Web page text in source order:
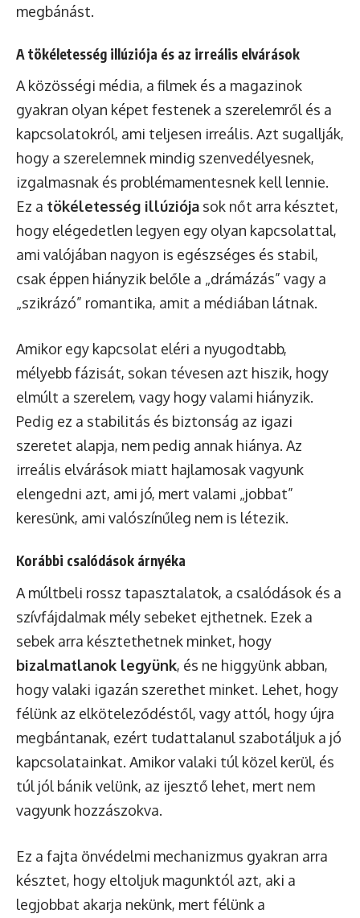
megbánást.
A tökéletesség illúziója és az irreális elvárások
A közösségi média, a filmek és a magazinok
gyakran olyan képet festenek a szerelemről és a
kapcsolatokról, ami teljesen irreális. Azt sugallják,
hogy a szerelemnek mindig szenvedélyesnek,
izgalmasnak és problémamentesnek kell lennie.
Ez a tökéletesség illúziója sok nőt arra késztet,
hogy elégedetlen legyen egy olyan kapcsolattal,
ami valójában nagyon is egészséges és stabil,
csak éppen hiányzik belőle a „drámázás” vagy a
„szikrázó” romantika, amit a médiában látnak.
Amikor egy kapcsolat eléri a nyugodtabb,
mélyebb fázisát, sokan tévesen azt hiszik, hogy
elmúlt a szerelem, vagy hogy valami hiányzik.
Pedig ez a stabilitás és biztonság az igazi
szeretet alapja, nem pedig annak hiánya. Az
irreális elvárások miatt hajlamosak vagyunk
elengedni azt, ami jó, mert valami „jobbat”
keresünk, ami valószínűleg nem is létezik.
Korábbi csalódások árnyéka
A múltbeli rossz tapasztalatok, a csalódások és a
szívfájdalmak mély sebeket ejthetnek. Ezek a
sebek arra késztethetnek minket, hogy
bizalmatlanok legyünk, és ne higgyünk abban,
hogy valaki igazán szerethet minket. Lehet, hogy
félünk az elköteleződéstől, vagy attól, hogy újra
megbántanak, ezért tudattalanul szabotáljuk a jó
kapcsolatainkat. Amikor valaki túl közel kerül, és
túl jól bánik velünk, az ijesztő lehet, mert nem
vagyunk hozzászokva.
Ez a fajta önvédelmi mechanizmus gyakran arra
késztet, hogy eltoljuk magunktól azt, aki a
legjobbat akarja nekünk, mert félünk a